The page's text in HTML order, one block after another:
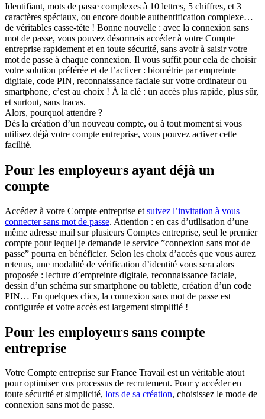
Identifiant, mots de passe complexes à 10 lettres, 5 chiffres, et 3
caractères spéciaux, ou encore double authentification complexe…
de véritables casse-tête ! Bonne nouvelle : avec la connexion sans
mot de passe, vous pouvez désormais accéder à votre Compte
entreprise rapidement et en toute sécurité, sans avoir à saisir votre
mot de passe à chaque connexion. Il vous suffit pour cela de choisir
votre solution préférée et de l’activer : biométrie par empreinte
digitale, code PIN, reconnaissance faciale sur votre ordinateur ou
smartphone, c’est au choix ! À la clé : un accès plus rapide, plus sûr,
et surtout, sans tracas.
Alors, pourquoi attendre ?
Dès la création d’un nouveau compte, ou à tout moment si vous
utilisez déjà votre compte entreprise, vous pouvez activer cette
facilité.
Pour les employeurs ayant déjà un
compte
Accédez à votre Compte entreprise et suivez l’invitation à vous
connecter sans mot de passe. Attention : en cas d’utilisation d’une
même adresse mail sur plusieurs Comptes entreprise, seul le premier
compte pour lequel je demande le service ”connexion sans mot de
passe” pourra en bénéficier. Selon les choix d’accès que vous aurez
retenus, une modalité de vérification d’identité vous sera alors
proposée : lecture d’empreinte digitale, reconnaissance faciale,
dessin d’un schéma sur smartphone ou tablette, création d’un code
PIN… En quelques clics, la connexion sans mot de passe est
configurée et votre accès est largement simplifié !
Pour les employeurs sans compte
entreprise
Votre Compte entreprise sur France Travail est un véritable atout
pour optimiser vos processus de recrutement. Pour y accéder en
toute sécurité et simplicité, lors de sa création, choisissez le mode de
connexion sans mot de passe.